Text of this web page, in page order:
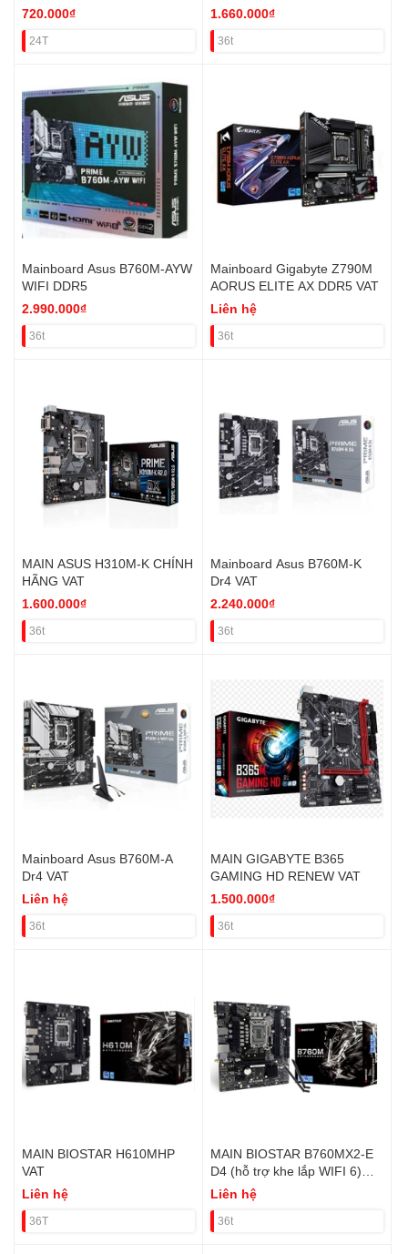
720.000₫
24T
1.660.000₫
36t
Mainboard Asus B760M-AYW
WIFI DDR5
2.990.000₫
36t
Mainboard Gigabyte Z790M
AORUS ELITE AX DDR5 VAT
Liên hệ
36t
MAIN ASUS H310M-K CHÍNH
HÃNG VAT
1.600.000₫
36t
Mainboard Asus B760M-K
Dr4 VAT
2.240.000₫
36t
Mainboard Asus B760M-A
Dr4 VAT
Liên hệ
36t
MAIN GIGABYTE B365
GAMING HD RENEW VAT
1.500.000₫
36t
MAIN BIOSTAR H610MHP
VAT
Liên hệ
36T
MAIN BIOSTAR B760MX2-E
D4 (hỗ trợ khe lắp WIFI 6)
VAT
Liên hệ
36t